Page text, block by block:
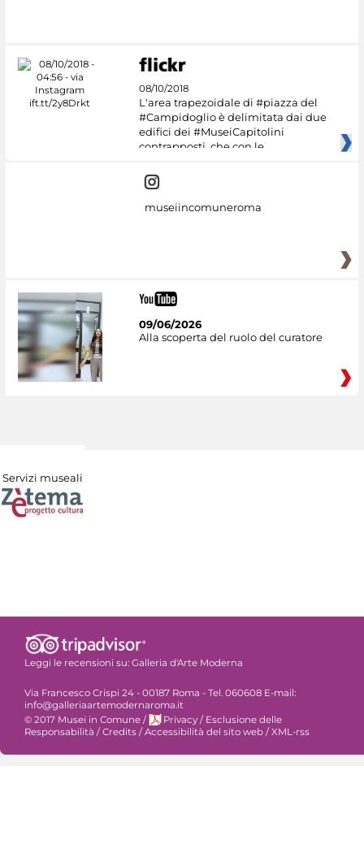
08/10/2018
L'area trapezoidale di #piazza del
#Campidoglio è delimitata dai due
edifici dei #MuseiCapitolini
contrapposti, che con le
museiincomuneroma
09/06/2026
Alla scoperta del ruolo del curatore
Servizi museali
Leggi le recensioni su: Galleria d'Arte Moderna
Via Francesco Crispi 24 - 00187 Roma - Tel. 060608 E-mail:
info@galleriaartemodernaroma.it
© 2017 Musei in Comune / Privacy / Esclusione delle
Responsabilità / Credits / Accessibilità del sito web / XML-rss